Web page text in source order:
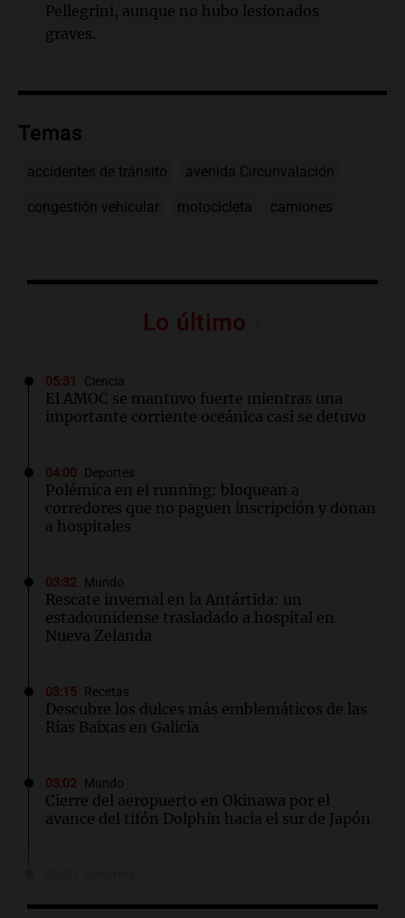
Pellegrini, aunque no hubo lesionados
graves.
Temas
accidentes de tránsito avenida Circunvalación
congestión vehicular motocicleta camiones
Lo último
05:31 Ciencia
El AMOC se mantuvo fuerte mientras una
importante corriente oceánica casi se detuvo
04:00 Deportes
Polémica en el running: bloquean a
corredores que no paguen inscripción y donan
a hospitales
03:32 Mundo
Rescate invernal en la Antártida: un
estadounidense trasladado a hospital en
Nueva Zelanda
03:15 Recetas
Descubre los dulces más emblemáticos de las
Rías Baixas en Galicia
03:02 Mundo
Cierre del aeropuerto en Okinawa por el
avance del tifón Dolphin hacia el sur de Japón
casa en Madrid con la China Suárez